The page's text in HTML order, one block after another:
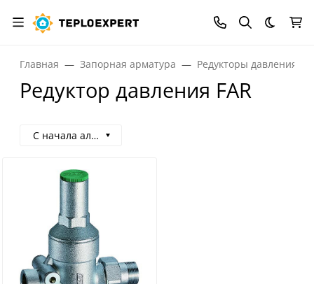
Темная
Главная Запорная арматура Редукторы давления
Редуктор давления FAR
С начала алфавита